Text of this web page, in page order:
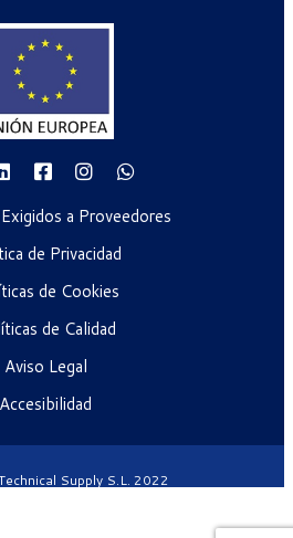
a Proveedores
de Privacidad
de Cookies
de Calidad
Aviso Legal
Accesibilidad
Supply S.L. 2022